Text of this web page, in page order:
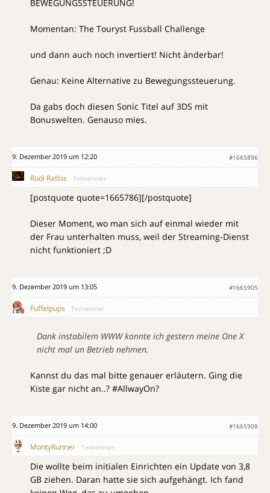
BEWEGUNGSSTEUERUNG!
Momentan: The Touryst Fussball Challenge
und dann auch noch invertiert! Nicht änderbar!
Genau: Keine Alternative zu Bewegungssteuerung.
Da gabs doch diesen Sonic Titel auf 3DS mit
Bonuswelten. Genauso mies.
9. Dezember 2019 um 12:20 #1665896
Rudi Ratlos Teilnehmer
[postquote quote=1665786][/postquote]
Dieser Moment, wo man sich auf einmal wieder mit
der Frau unterhalten muss, weil der Streaming-Dienst
nicht funktioniert ;D
9. Dezember 2019 um 13:05 #1665905
Fuffelpups Teilnehmer
Dank instabilem WWW konnte ich gestern meine One X
nicht mal un Betrieb nehmen.
Kannst du das mal bitte genauer erläutern. Ging die
Kiste gar nicht an..? #AllwayOn?
9. Dezember 2019 um 14:00 #1665908
MontyRunner Teilnehmer
Die wollte beim initialen Einrichten ein Update von 3,8
GB ziehen. Daran hatte sie sich aufgehängt. Ich fand